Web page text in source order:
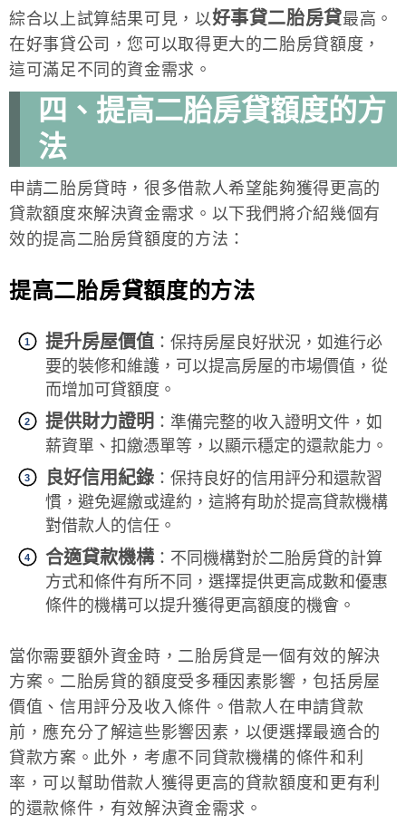
綜合以上試算結果可見，以好事貸二胎房貸最高。
在好事貸公司，您可以取得更大的二胎房貸額度，
這可滿足不同的資金需求。
四、提高二胎房貸額度的方
法
申請二胎房貸時，很多借款人希望能夠獲得更高的
貸款額度來解決資金需求。以下我們將介紹幾個有
效的提高二胎房貸額度的方法：
提高二胎房貸額度的方法
提升房屋價值 ：保持房屋良好狀況，如進行必
要的裝修和維護，可以提高房屋的市場價值，從
而增加可貸額度。
提供財力證明 ：準備完整的收入證明文件，如
薪資單、扣繳憑單等，以顯示穩定的還款能力。
良好信用紀錄 ：保持良好的信用評分和還款習
慣，避免遲繳或違約，這將有助於提高貸款機構
對借款人的信任。
合適貸款機構：不同機構對於二胎房貸的計算
方式和條件有所不同，選擇提供更高成數和優惠
條件的機構可以提升獲得更高額度的機會。
當你需要額外資金時，二胎房貸是一個有效的解決
方案。二胎房貸的額度受多種因素影響，包括房屋
價值、信用評分及收入條件。借款人在申請貸款
前，應充分了解這些影響因素，以便選擇最適合的
貸款方案。此外，考慮不同貸款機構的條件和利
率，可以幫助借款人獲得更高的貸款額度和更有利
的還款條件，有效解決資金需求。